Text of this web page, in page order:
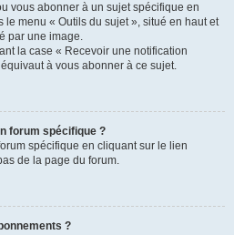
vous abonner à un sujet spécifique en
menu « Outils du sujet », situé en haut et
par une image.
la case « Recevoir une notification
à vous abonner à ce sujet.
forum spécifique ?
spécifique en cliquant sur le lien
de la page du forum.
?